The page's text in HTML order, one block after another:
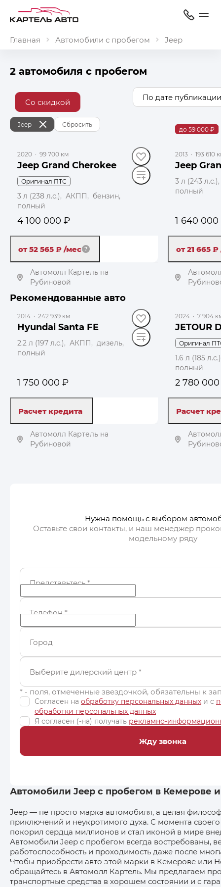
Главная Автомобили с пробегом Jeep
2 автомобиля с пробегом
Jeep Сбросить
Со скидкой По дате
2020 · 99 700 км
Jeep Grand Cherokee
Оригинал ПТС
3 л (238 л.с.), АКПП, бензин,
полный
4 100 000 ₽
от 52 565 ₽ /мес
Автомолл Картель на
Рубиновой
Получить автотеку
до 59 000 ₽
2013 · 193 610
Jeep
3 л (243
полный
1 640
от 21 665 ₽
Рекомендованные авто
2014 · 242 939 км
Hyundai Santa FE
2.2 л (197 л.с.), АКПП, дизель,
полный
1 750 000 ₽
Расчет кредита
Автомолл Картель на
Рубиновой
2024 · 7 904
JETOUR
Оригинал
1.6 л (185
полный
2 780
Расчет
Нужна помощь с выбором
Оставьте свои контакты, и наш менеджер
модельному ряду
Представьтесь*
Телефон*
Город
Выберите дилерский центр *
* - поля, отмеченные звездочкой, обязательны к
Согласен на обработку персональных данных и c
обработки персональных данных
Я согласен (-на) получать рекламно-
Жду звонка
Автомобили Jeep с пробегом в Кемерове
Jeep — не просто марка автомобиля, а целая
приключений и неукротимого духа. С момента
покорил сердца миллионов и стал иконой в мире
Автомобили Jeep с пробегом всегда востребованы,
работоспособность и проходимость даже после
Чтобы приобрести авто этой марки в Кемерове или
обращайтесь в Автомолл Картель. Мы предлагаем
транспортные средства в хорошем состоянии и с